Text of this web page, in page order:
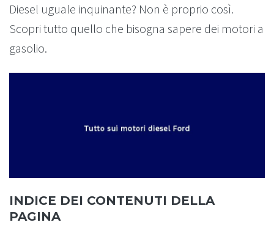
Diesel uguale inquinante? Non è proprio così.
Scopri tutto quello che bisogna sapere dei motori a
gasolio.
INDICE DEI CONTENUTI DELLA
PAGINA